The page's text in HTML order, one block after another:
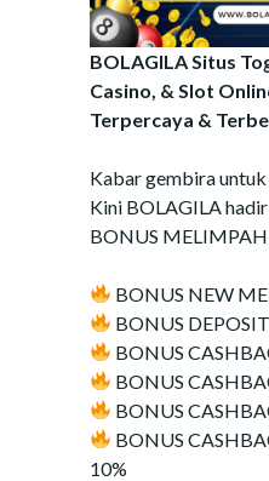
BOLAGILA Situs
Casino, & Slot
Terpercaya &
Kabar gembira
Kini BOLAGILA
BONUS
BONUS NEW
BONUS
BONUS
BONUS
BONUS
BONUS
10%